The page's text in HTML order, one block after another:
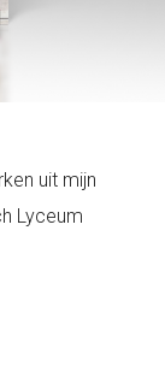
uit mijn
Lyceum